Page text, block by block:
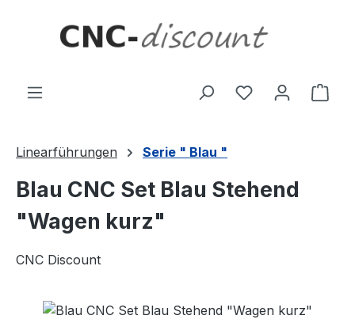
Linearführungen Serie " Blau "
Blau CNC Set Blau Stehend
"Wagen kurz"
CNC Discount
Bildergalerie überspringen